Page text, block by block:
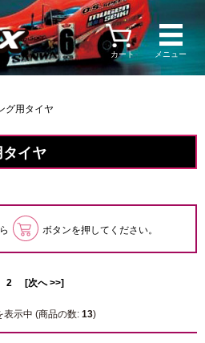
カート メニュー
グ用タイヤ
イヤ
ボタンを押してください。
2 [次へ >>]
示中 (商品の数: 13)